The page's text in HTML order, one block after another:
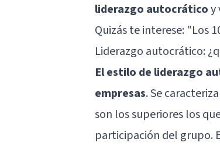
liderazgo autocráticoy
Quizás te interese: "Los
Liderazgo autocrático:
El estilo de liderazgo
empresas. Se
son los superiores los
participación del grupo.